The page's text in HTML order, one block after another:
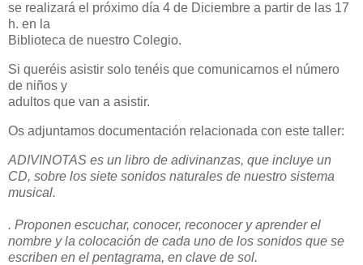
se realizará el próximo día 4 de Diciembre a partir de las 17
h. en la
Biblioteca de nuestro Colegio.
Si queréis asistir solo tenéis que comunicarnos el número
de niños y
adultos que van a asistir.
Os adjuntamos documentación relacionada con este taller:
ADIVINOTAS es un libro de adivinanzas, que incluye un
CD, sobre los siete sonidos naturales de nuestro sistema
musical.
. Proponen escuchar, conocer, reconocer y aprender el
nombre y la colocación de cada uno de los sonidos que se
escriben en el pentagrama, en clave de sol.